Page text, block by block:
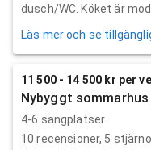
dusch/WC. Köket är
Läs mer och se
11 500 - 14 500 kr per
Nybyggt
4-6 sängplatser
10 recensioner, 5